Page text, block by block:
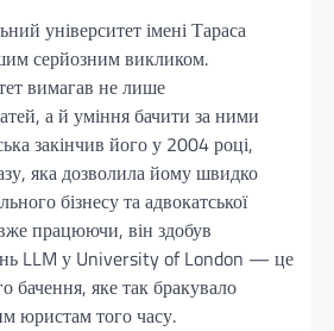
університет імені Тараса
серйозним викликом.
вимагав не лише
а й уміння бачити за ними
закінчив його у 2004 році,
яка дозволила йому швидко
бізнесу та адвокатської
працюючи, він здобув
LLM у University of London — це
бачення, яке так бракувало
юристам того часу.